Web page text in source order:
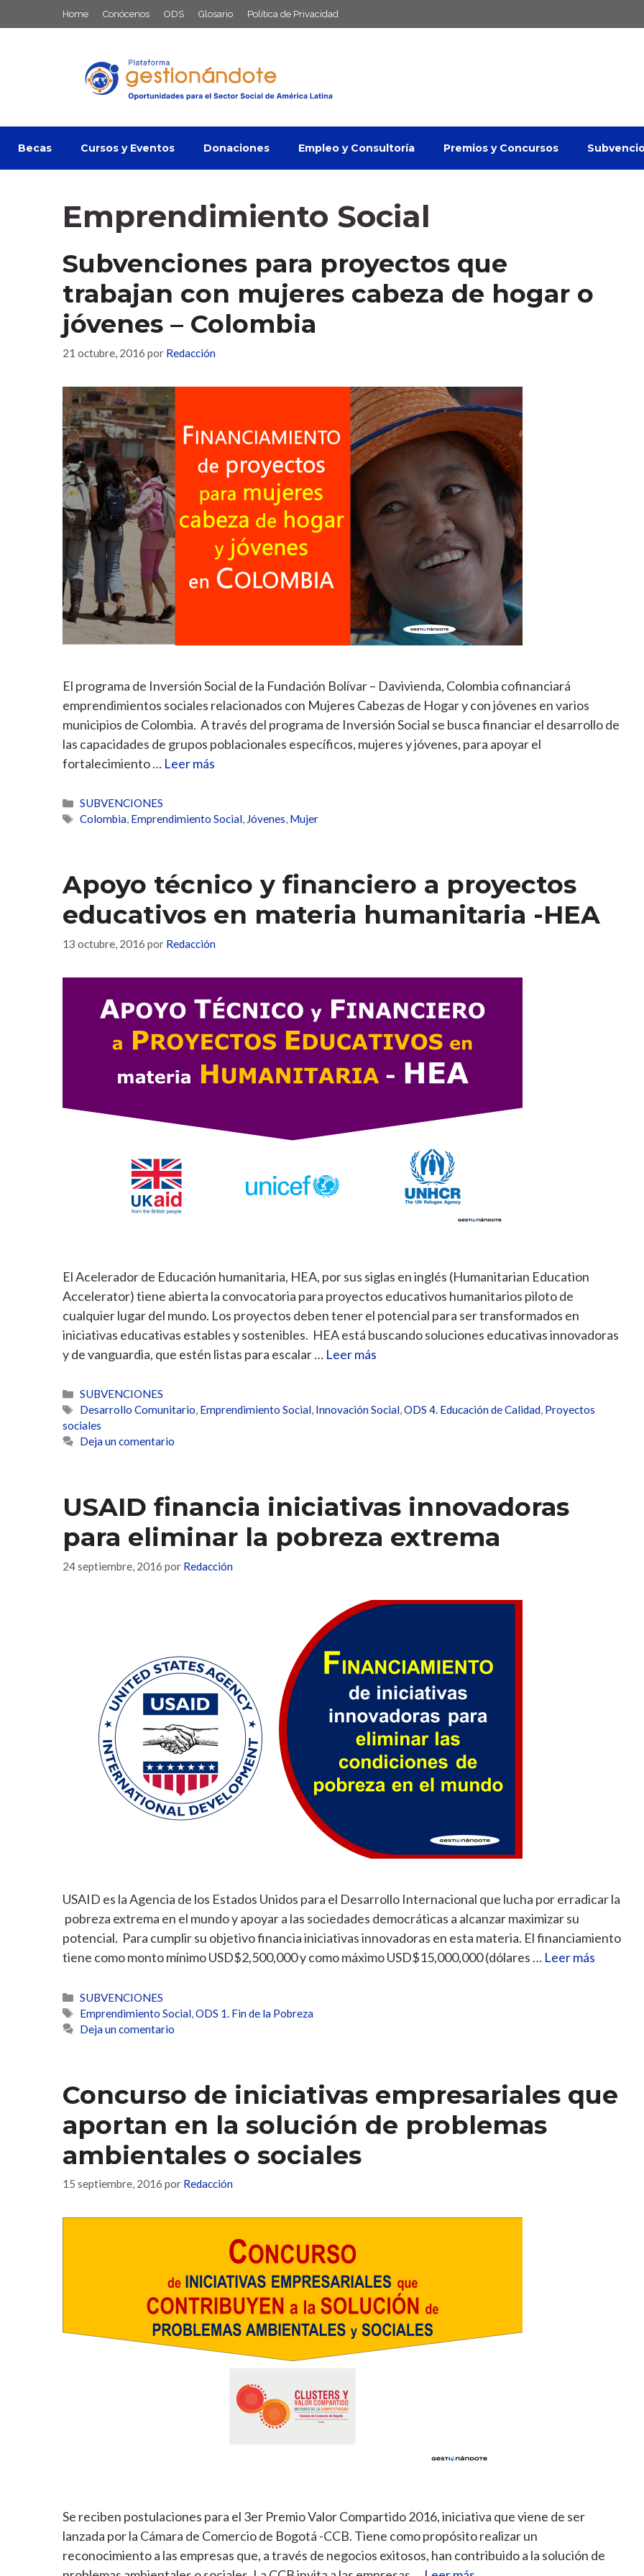
al
Home Conócenos ODS Glosario Política de Privacidad
Becas Cursos y Eventos Donaciones Empleo y Consultoría Premios y Concursos
Emprendimiento Social
Subvenciones para proyectos que
trabajan con mujeres cabeza de hogar o
jóvenes – Colombia
21 octubre, 2016 por Redacción
El programa de Inversión Social de la Fundación Bolívar – Davivienda, Colombia cofinanciará
emprendimientos sociales relacionados con Mujeres Cabezas de Hogar y con jóvenes en varios
municipios de Colombia. A través del programa de Inversión Social se busca financiar el desarrollo de
las capacidades de grupos poblacionales específicos, mujeres y jóvenes, para apoyar el
fortalecimiento … Leer más
Categorías
SUBVENCIONES
Etiquetas
Colombia, Emprendimiento Social, Jóvenes, Mujer
Apoyo técnico y financiero a proyectos
educativos en materia humanitaria -HEA
13 octubre, 2016 por Redacción
El Acelerador de Educación humanitaria, HEA, por sus siglas en inglés (Humanitarian Education
Accelerator) tiene abierta la convocatoria para proyectos educativos humanitarios piloto de
cualquier lugar del mundo. Los proyectos deben tener el potencial para ser transformados en
iniciativas educativas estables y sostenibles. HEA está buscando soluciones educativas innovadoras
y de vanguardia, que estén listas para escalar … Leer más
Categorías
SUBVENCIONES
Etiquetas
Desarrollo Comunitario, Emprendimiento Social, Innovación Social,ODS 4. Educación de Calidad, Proyectos
sociales
Deja un comentario
USAID financia iniciativas innovadoras
para eliminar la pobreza extrema
24 septiembre, 2016 por Redacción
USAID es la Agencia de los Estados Unidos para el Desarrollo Internacional que lucha por erradicar la
pobreza extrema en el mundo y apoyar a las sociedades democráticas a alcanzar maximizar su
potencial. Para cumplir su objetivo financia iniciativas innovadoras en esta materia. El financiamiento
tiene como monto mínimo USD$2,500,000 y como máximo USD$15,000,000 (dólares … Leer más
Categorías
SUBVENCIONES
Etiquetas
Emprendimiento Social,ODS 1. Fin de la Pobreza
Deja un comentario
Concurso de iniciativas empresariales que
aportan en la solución de problemas
ambientales o sociales
15 septiembre, 2016 por Redacción
Se reciben postulaciones para el 3er Premio Valor Compartido 2016, iniciativa que viene de ser
lanzada por la Cámara de Comercio de Bogotá -CCB. Tiene como propósito realizar un
reconocimiento a las empresas que, a través de negocios exitosos, han contribuido a la solución de